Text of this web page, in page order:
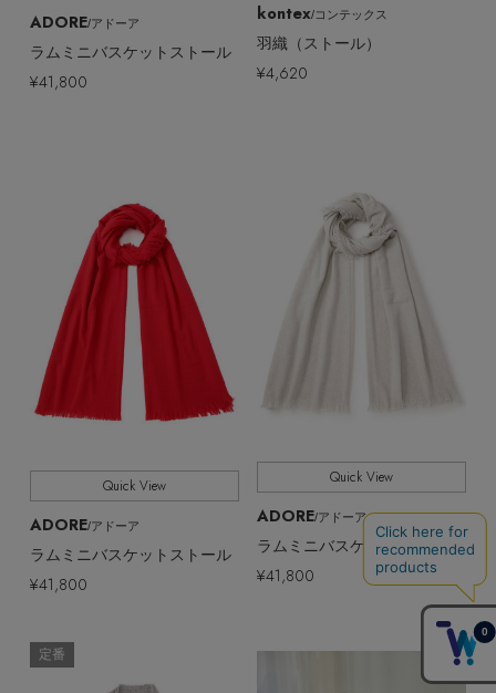
kontex/コンテックス
羽織（ストール）
¥4,620
ADORE/アドーア
ラムミニバスケットストール
¥41,800
Quick View
ADORE/アドーア
ラムミニバスケットストール
¥41,800
Quick View
ADORE/アドーア
ラムミニバスケットストール
¥41,800
定番